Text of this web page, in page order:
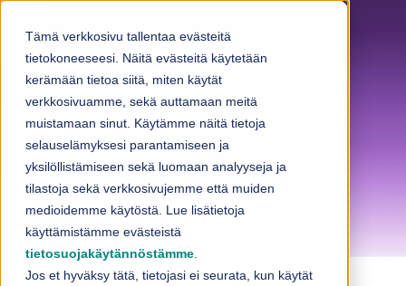
Tämä verkkosivu tallentaa evästeitä
tietokoneeseesi. Näitä evästeitä käytetään
kerämään tietoa siitä, miten käytät
verkkosivuamme, sekä auttamaan meitä
muistamaan sinut. Käytämme näitä tietoja
selauselämyksesi parantamiseen ja
yksilöllistämiseen sekä luomaan analyyseja ja
tilastoja sekä verkkosivujemme että muiden
medioidemme käytöstä. Lue lisätietoja
käyttämistämme evästeistä
tietosuojakäytännöstämme
Jos et hyväksy tätä, tietojasi ei seurata, kun käytät
Yhtiötiedotteet
Loihteen yhtiötiedotteet.